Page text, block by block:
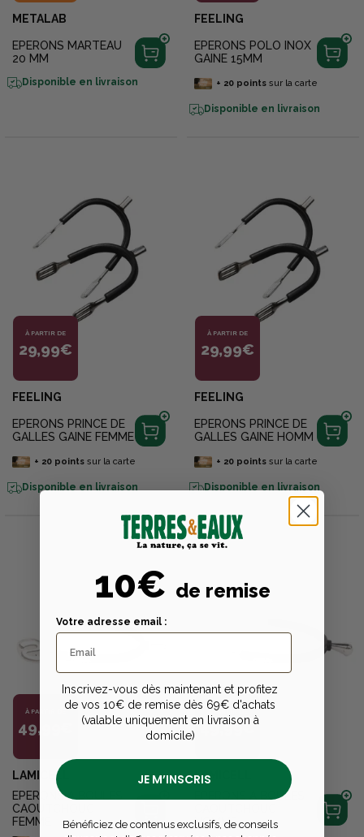
METALAB
EPERONS MARTEAU
20 MM
Disponible en livraison
FEELING
EPERONS POLO INOX
GAINE 15MM
+ 20pointssur la carte
Disponible en livraison
À PARTIR DE
29,99€
FEELING
EPERONS PRINCE DE
GALLES GAINE FEMME
+ 20pointssur la carte
Disponible en livraison
À PARTIR DE
29,99€
FEELING
EPERONS PRINCE DE
GALLES GAINE HOMM
+ 20pointssur la carte
Disponible en livraison
À PARTIR DE
49,99€
LAMICELL
EPERONS A BOULES
CAOUTCHOUC
FEMME
À PARTIR DE
49,99€
LAMICELL
EPERONS A BOULES
HOMME
10€ de remise
Votre adresse email :
Inscrivez-vous dès maintenant et profitez
de vos 10€ de remise dès 69€ d'achats
(valable uniquement en livraison à
domicile)
JE M’INSCRIS
Bénéficiez de contenus exclusifs, de conseils